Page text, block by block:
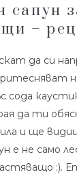
сапун
–
да си
сода
да ти
и ще
е не само
:).